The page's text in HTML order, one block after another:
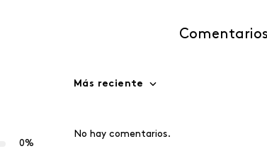
Comentarios
0%
Más reciente
No hay comentarios.